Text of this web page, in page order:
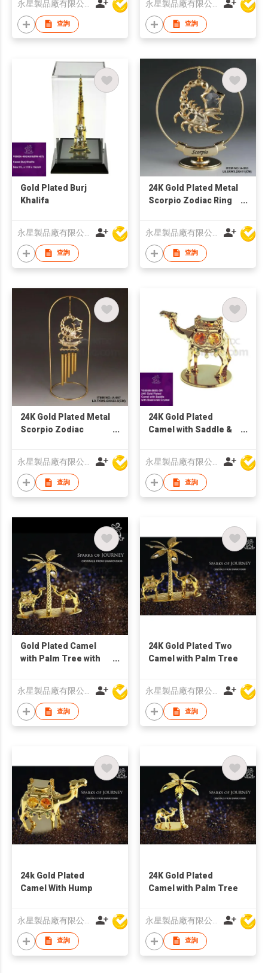
查詢 查詢
Gold Plated Burj
Khalifa
查詢
24K Gold Plated Metal
Scorpio Zodiac Ring
查詢
24K Gold Plated Metal
Scorpio Zodiac
查詢
24K Gold Plated
Camel with Saddle &
查詢
Gold Plated Camel
with Palm Tree with
永星製品廠有限公司
查詢
24K Gold Plated Two
Camel with Palm Tree
永星製品廠有限公司
查詢
24k Gold Plated
Camel With Hump
查詢
24K Gold Plated
Camel with Palm Tree
查詢